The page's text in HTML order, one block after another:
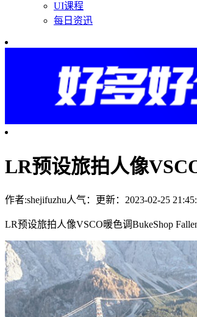
UI课程
每日资迅
LR预设旅拍人像
作者:shejifuzhu人气： 更新：2023-02-25
LR预设旅拍人像VSCO暖色调BukeShop